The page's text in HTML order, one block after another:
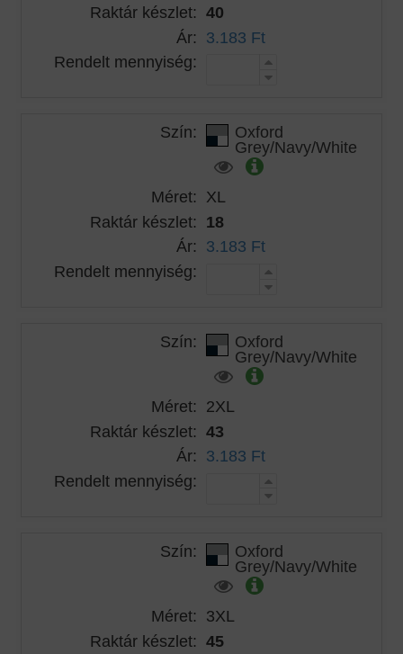
Raktár készlet: 40
Ár: 3.183 Ft
Rendelt mennyiség:
Szín: Oxford
Grey/Navy/White
Méret: XL
Raktár készlet: 18
Ár: 3.183 Ft
Rendelt mennyiség:
Szín: Oxford
Grey/Navy/White
Méret: 2XL
Raktár készlet: 43
Ár: 3.183 Ft
Rendelt mennyiség:
Szín: Oxford
Grey/Navy/White
Méret: 3XL
Raktár készlet: 45